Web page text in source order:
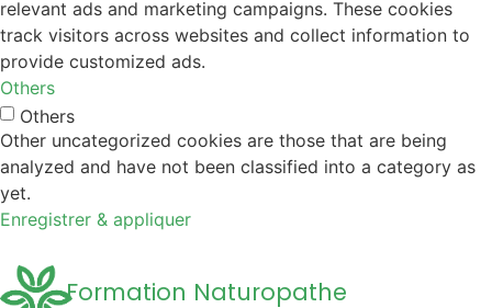
relevant ads and marketing campaigns. These cookies
track visitors across websites and collect information to
provide customized ads.
Others
Others
Other uncategorized cookies are those that are being
analyzed and have not been classified into a category as
yet.
Enregistrer & appliquer
Formation Naturopathe